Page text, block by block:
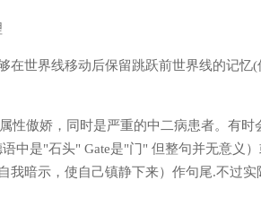
在世界线移动后保留跳跃前世界线的记忆
性傲娇，同时是严重的中二病患者。有时
语中是"石头" Gate是"门" 但整句并无意义
我暗示，使自己镇静下来）作句尾.不过